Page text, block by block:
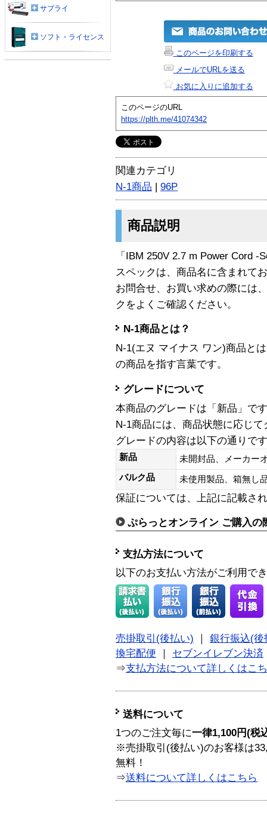
このページを印刷する
メールでURLを送る
お気に入りに追加する
このページのURL
https://plth.me/41074342
関連カテゴリ
N-1商品 | 96P
商品説明
「IBM 250V 2.7 m Power Cord
スペックは、商品名に含まれて
お問合せ、お買い求めの際には
クをよくご確認ください。
N-1商品とは？
N-1(エヌ マイナス ワン)商品と
の商品を指す言葉です。
グレードについて
本商品のグレードは「新品」です
N-1商品には、商品状態に応じ
グレードの内容は以下の通りで
新品
未開封品、メーカー
バルク品
未使用製品、箱無
保証については、上記に記載さ
ぷらっとオンライン ご購入の
支払方法について
以下のお支払い方法がご利用で
売掛取引(後払い)
銀行振込(後
換宅配便
セブンイレブン決済
⇒支払方法について詳しくはこ
送料について
1つのご注文毎に一律1,100円(税
※売掛取引(後払い)のお客様は
無料！
⇒送料について詳しくはこちら
サプライ
ソフト・ライセンス